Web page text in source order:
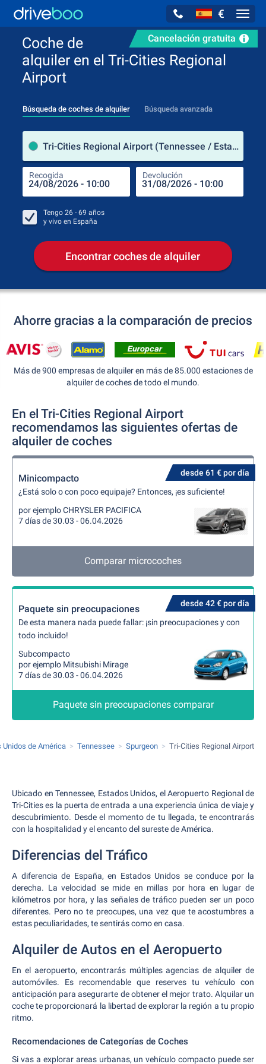
€
Cancelación gratuita
Coche de
alquiler en el Tri-Cities Regional
Airport
Búsqueda de coches de alquiler Búsqueda avanzada
Tri-Cities Regional Airport (Tennessee / Estados Unidos de América)
Recogida Devolución
Tengo 26 - 69 años
y vivo en España
Encontrar coches de alquiler
Ahorre gracias a la comparación de precios
Más de 900 empresas de alquiler en más de 85.000 estaciones de
alquiler de coches de todo el mundo.
En el Tri-Cities Regional Airport
recomendamos las siguientes ofertas de
alquiler de coches
desde 61 € por día
Minicompacto
¿Está solo o con poco equipaje? Entonces, ¡es suficiente!
por ejemplo CHRYSLER PACIFICA
7 días de 30.03 - 06.04.2026
Comparar microcoches
desde 42 € por día
Paquete sin preocupaciones
De esta manera nada puede fallar: ¡sin preocupaciones y con
todo incluido!
Subcompacto
por ejemplo Mitsubishi Mirage
7 días de 30.03 - 06.04.2026
Paquete sin preocupaciones comparar
Unidos de América Tennessee Spurgeon Tri-Cities Regional Airport
Ubicado en Tennessee, Estados Unidos, el Aeropuerto Regional de
Tri-Cities es la puerta de entrada a una experiencia única de viaje y
descubrimiento. Desde el momento de tu llegada, te encontrarás
con la hospitalidad y el encanto del sureste de América.
Diferencias del Tráfico
A diferencia de España, en Estados Unidos se conduce por la
derecha. La velocidad se mide en millas por hora en lugar de
kilómetros por hora, y las señales de tráfico pueden ser un poco
diferentes. Pero no te preocupes, una vez que te acostumbres a
estas peculiaridades, te sentirás como en casa.
Alquiler de Autos en el Aeropuerto
En el aeropuerto, encontrarás múltiples agencias de alquiler de
automóviles. Es recomendable que reserves tu vehículo con
anticipación para asegurarte de obtener el mejor trato. Alquilar un
coche te proporcionará la libertad de explorar la región a tu propio
ritmo.
Recomendaciones de Categorías de Coches
Si vas a explorar areas urbanas, un vehículo compacto puede ser